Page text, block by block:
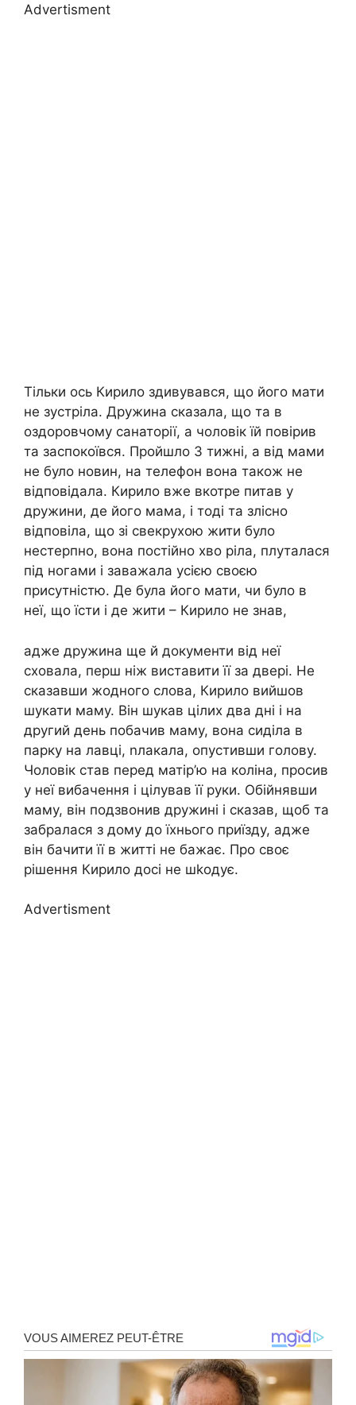
Advertisment
Тільки ось Кирило здивувався, що його мати
не зустріла. Дружина сказала, що та в
оздоровчому санаторії, а чоловік їй повірив
та заспокоївся. Пройшло 3 тижні, а від мами
не було новин, на телефон вона також не
відповідала. Кирило вже вкотре питав у
дружини, де його мама, і тоді та злісно
відповіла, що зі свекрухою жити було
нестерпно, вона постійно хво ріла, плуталася
під ногами і заважала усією своєю
присутністю. Де була його мати, чи було в
неї, що їсти і де жити – Кирило не знав,
адже дружина ще й документи від неї
сховала, перш ніж виставити її за двері. Не
сказавши жодного слова, Кирило вийшов
шукати маму. Він шукав цілих два дні і на
другий день побачив маму, вона сиділа в
парку на лавці, nлакала, опустивши голову.
Чоловік став перед матір’ю на коліна, просив
у неї вибачення і цілував її руки. Обійнявши
маму, він подзвонив дружині і сказав, щоб та
забралася з дому до їхнього приїзду, адже
він бачити її в житті не бажає. Про своє
рішення Кирило досі не шkодує.
Advertisment